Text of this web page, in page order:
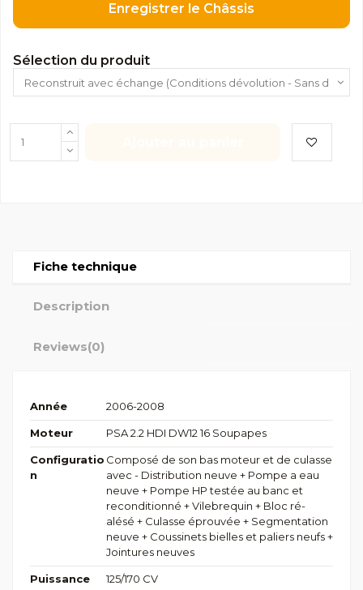
Enregistrer le Châssis
Sélection du produit
Fiche technique
Description
Reviews(0)
Année 2006-2008
Moteur PSA 2.2 HDI DW12 16 Soupapes
Configuratio
n
Composé de son bas moteur et de culasse
avec - Distribution neuve + Pompe a eau
neuve + Pompe HP testée au banc et
reconditionné + Vilebrequin + Bloc ré-
alésé + Culasse éprouvée + Segmentation
neuve + Coussinets bielles et paliers neufs +
Jointures neuves
Puissance 125/170 CV